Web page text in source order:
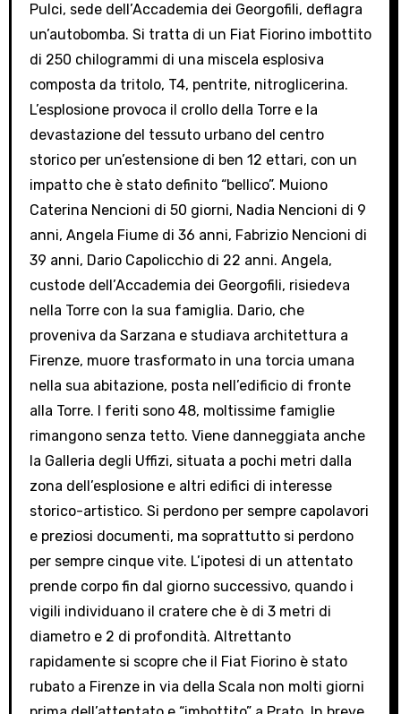
Pulci, sede dell’Accademia dei Georgofili, deflagra
un’autobomba. Si tratta di un Fiat Fiorino imbottito
di 250 chilogrammi di una miscela esplosiva
composta da tritolo, T4, pentrite, nitroglicerina.
L’esplosione provoca il crollo della Torre e la
devastazione del tessuto urbano del centro
storico per un’estensione di ben 12 ettari, con un
impatto che è stato definito “bellico”. Muiono
Caterina Nencioni di 50 giorni, Nadia Nencioni di 9
anni, Angela Fiume di 36 anni, Fabrizio Nencioni di
39 anni, Dario Capolicchio di 22 anni. Angela,
custode dell’Accademia dei Georgofili, risiedeva
nella Torre con la sua famiglia. Dario, che
proveniva da Sarzana e studiava architettura a
Firenze, muore trasformato in una torcia umana
nella sua abitazione, posta nell’edificio di fronte
alla Torre. I feriti sono 48, moltissime famiglie
rimangono senza tetto. Viene danneggiata anche
la Galleria degli Uffizi, situata a pochi metri dalla
zona dell’esplosione e altri edifici di interesse
storico-artistico. Si perdono per sempre capolavori
e preziosi documenti, ma soprattutto si perdono
per sempre cinque vite. L’ipotesi di un attentato
prende corpo fin dal giorno successivo, quando i
vigili individuano il cratere che è di 3 metri di
diametro e 2 di profondità. Altrettanto
rapidamente si scopre che il Fiat Fiorino è stato
rubato a Firenze in via della Scala non molti giorni